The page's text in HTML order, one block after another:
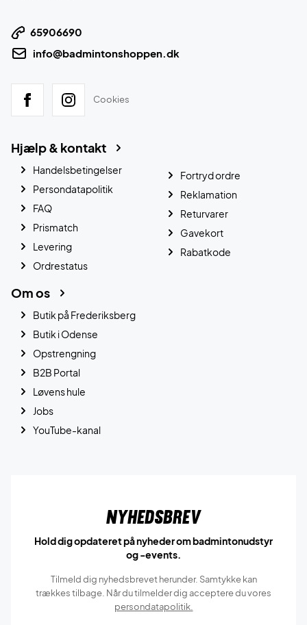
65906690
info@badmintonshoppen.dk
Cookies
Hjælp & kontakt
Handelsbetingelser
Persondatapolitik
FAQ
Prismatch
Levering
Ordrestatus
Fortryd ordre
Reklamation
Returvarer
Gavekort
Rabatkode
Om os
Butik på Frederiksberg
Butik i Odense
Opstrengning
B2B Portal
Løvens hule
Jobs
YouTube-kanal
Nyhedsbrev
Hold dig opdateret på nyheder om badmintonudstyr
og -events.
Tilmeld dig nyhedsbrevet herunder. Samtykke kan
trækkes tilbage. Når du tilmelder dig acceptere du vores
persondatapolitik.